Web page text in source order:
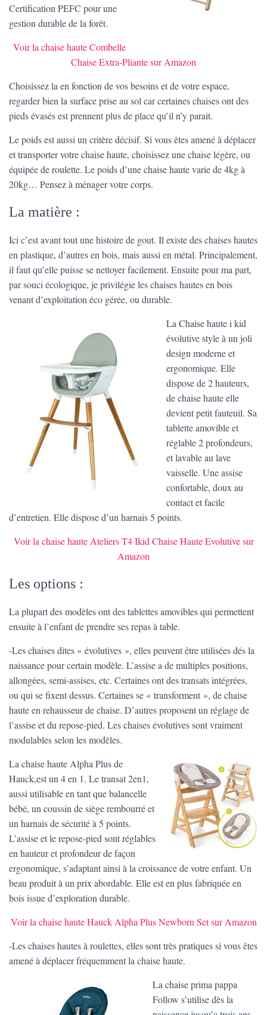
Certification PEFC pour une
gestion durable de la forêt.
Voir la chaise haute Combelle
Chaise Extra-Pliante sur Amazon
Choisissez la en fonction de vos besoins et de votre espace,
regarder bien la surface prise au sol car certaines chaises ont des
pieds évasés est prennent plus de place qu’il n’y parait.
Le poids est aussi un critère décisif. Si vous êtes amené à déplacer
et transporter votre chaise haute, choisissez une chaise légère, ou
équipée de roulette. Le poids d’une chaise haute varie de 4kg à
20kg… Pensez à ménager votre corps.
La matière :
Ici c’est avant tout une histoire de gout. Il existe des chaises hautes
en plastique, d’autres en bois, mais aussi en métal. Principalement,
il faut qu’elle puisse se nettoyer facilement. Ensuite pour ma part,
par souci écologique, je privilégie les chaises hautes en bois
venant d’exploitation éco gérée, ou durable.
La Chaise haute i kid
évolutive style à un joli
design moderne et
ergonomique. Elle
dispose de 2 hauteurs,
de chaise haute elle
devient petit fauteuil. Sa
tablette amovible et
réglable 2 profondeurs,
et lavable au lave
vaisselle. Une assise
confortable, doux au
contact et facile
d’entretien. Elle dispose d’un harnais 5 points.
Voir la chaise haute Ateliers T4 Ikid Chaise Haute Evolutive sur
Amazon
Les options :
La plupart des modèles ont des tablettes amovibles qui permettent
ensuite à l’enfant de prendre ses repas à table.
-Les chaises dites « évolutives », elles peuvent être utilisées dés la
naissance pour certain modèle. L’assise a de multiples positions,
allongées, semi-assises, etc. Certaines ont des transats intégrées,
ou qui se fixent dessus. Certaines se « transforment », de chaise
haute en rehausseur de chaise. D’autres proposent un réglage de
l’assise et du repose-pied. Les chaises évolutives sont vraiment
modulables selon les modèles.
La chaise haute Alpha Plus de
Hauck,est un 4 en 1. Le transat 2en1,
aussi utilisable en tant que balancelle
bébé, un coussin de siège rembourré et
un harnais de sécurité à 5 points.
L’assise et le repose-pied sont réglables
en hauteur et profondeur de façon
ergonomique, s’adaptant ainsi à la croissance de votre enfant. Un
beau produit à un prix abordable. Elle est en plus fabriquée en
bois issue d’exploration durable.
Voir la chaise haute Hauck Alpha Plus Newborn Set sur Amazon
-Les chaises hautes à roulettes, elles sont très pratiques si vous êtes
amené à déplacer fréquemment la chaise haute.
La chaise prima pappa
Follow s’utilise dès la